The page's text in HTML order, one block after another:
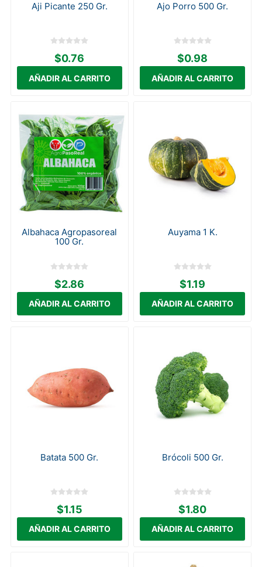
Aji Picante 250 Gr.
$0.76
Ajo Porro 500 Gr.
$0.98
Albahaca Agropasoreal
100 Gr.
$2.86
Auyama 1 K.
$1.19
Batata 500 Gr.
$1.15
Brócoli 500 Gr.
$1.80